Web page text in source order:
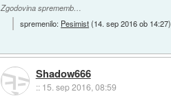
Zgodovina sprememb…
spremenilo: Pesimist(14. sep 2016 ob 14:27)
Shadow666
:: 15. sep 2016, 08:59